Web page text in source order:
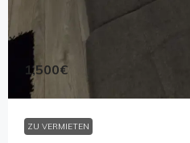
1,500€
ZU VERMIETEN